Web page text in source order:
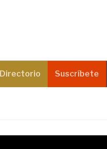
Directorio Suscríbete